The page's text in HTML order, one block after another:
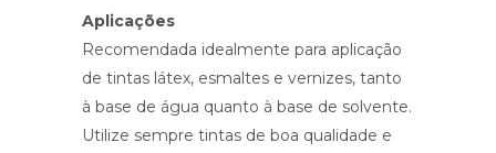
Aplicações
Recomendada idealmente para aplicação
de tintas látex, esmaltes e vernizes, tanto
à base de água quanto à base de solvente.
Utilize sempre tintas de boa qualidade e